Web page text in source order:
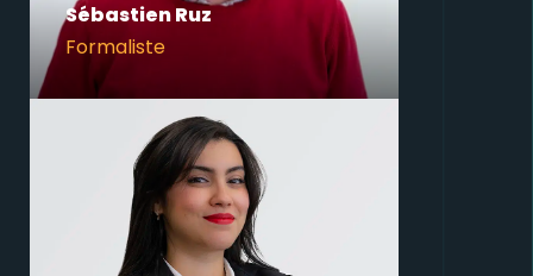
Sébastien Ruz
Formaliste